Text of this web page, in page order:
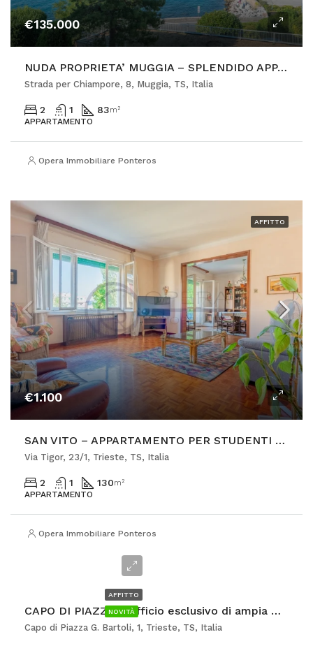
€135.000
NUDA PROPRIETA’ MUGGIA – SPLENDIDO APPARTAMENTO A 50 METRI DAL MARE
Strada per Chiampore, 8, Muggia, TS, Italia
2 1 83m²
APPARTAMENTO
Opera Immobiliare Ponterosso
AFFITTO
€1.100
SAN VITO – APPARTAMENTO PER STUDENTI CON POSTO AUTO
Via Tigor, 23/1, Trieste, TS, Italia
2 1 130m²
APPARTAMENTO
Opera Immobiliare Ponterosso
AFFITTO
NOVITÀ CAPO DI PIAZZA – Ufficio esclusivo di ampia metratura
Capo di Piazza G. Bartoli, 1, Trieste, TS, Italia